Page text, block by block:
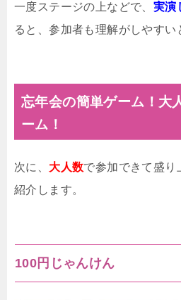
一度ステージの上などで、 実演
ると、参加者も理解がしやすい
忘年会の簡単ゲーム！大
ーム！
次に、 大人数で参加できて盛り
紹介します。
100円じゃんけん